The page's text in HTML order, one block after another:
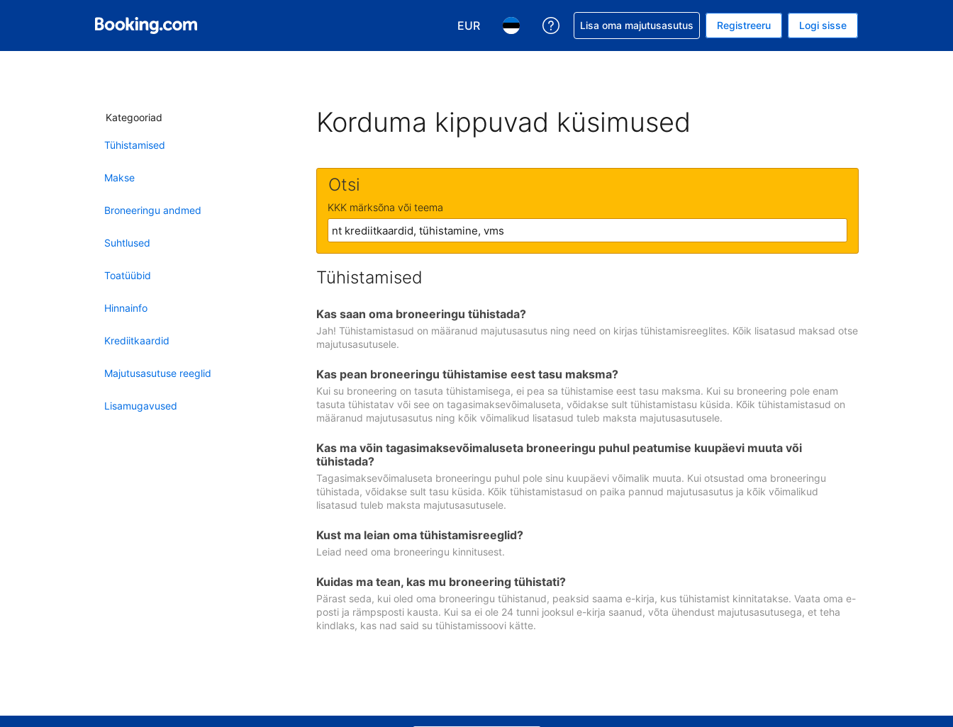
EUR
Vali valuuta. Praegune valitud valuuta on EUR
Vali keel. Praegune valitud keel on Eesti keeles
Saa broneeringuga abi
Lisa oma majutusasutus Registreeru Logi sisse
Kategooriad
Tühistamised
Makse
Broneeringu andmed
Suhtlused
Toatüübid
Hinnainfo
Krediitkaardid
Majutusasutuse reeglid
Lisamugavused
Korduma kippuvad küsimused
Otsi
KKK märksõna või teema
Tühistamised
Kas saan oma broneeringu tühistada?
Jah! Tühistamistasud on määranud majutusasutus ning need on kirjas tühistamisreeglites. Kõik lisatasud maksad otse
majutusasutusele.
Kas pean broneeringu tühistamise eest tasu maksma?
Kui su broneering on tasuta tühistamisega, ei pea sa tühistamise eest tasu maksma. Kui su broneering pole enam
tasuta tühistatav või see on tagasimaksevõimaluseta, võidakse sult tühistamistasu küsida. Kõik tühistamistasud on
määranud majutusasutus ning kõik võimalikud lisatasud tuleb maksta majutusasutusele.
Kas ma võin tagasimaksevõimaluseta broneeringu puhul peatumise kuupäevi muuta või
tühistada?
Tagasimaksevõimaluseta broneeringu puhul pole sinu kuupäevi võimalik muuta. Kui otsustad oma broneeringu
tühistada, võidakse sult tasu küsida. Kõik tühistamistasud on paika pannud majutusasutus ja kõik võimalikud
lisatasud tuleb maksta majutusasutusele.
Kust ma leian oma tühistamisreeglid?
Leiad need oma broneeringu kinnitusest.
Kuidas ma tean, kas mu broneering tühistati?
Pärast seda, kui oled oma broneeringu tühistanud, peaksid saama e-kirja, kus tühistamist kinnitatakse. Vaata oma e-
posti ja rämpsposti kausta. Kui sa ei ole 24 tunni jooksul e-kirja saanud, võta ühendust majutusasutusega, et teha
kindlaks, kas nad said su tühistamissoovi kätte.